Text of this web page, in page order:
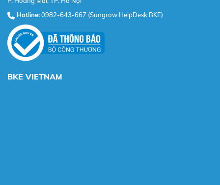
Hotline:0982-643-667 (Sungrow HelpDesk BKE)
BKE VIETNAM